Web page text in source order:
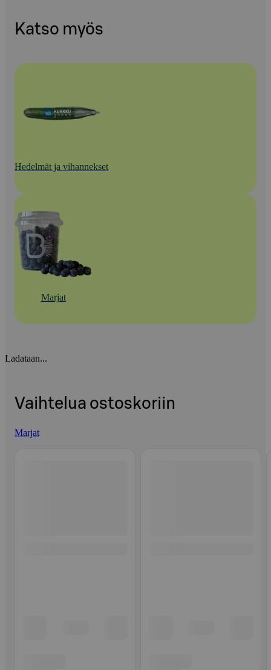
Katso myös
Hedelmät ja vihannekset
Marjat
Ladataan...
Vaihtelua ostoskoriin
Marjat